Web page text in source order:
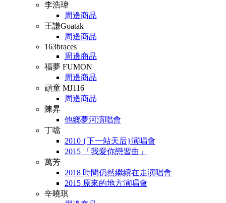
李浩瑋
周邊商品
王謙Goatak
周邊商品
163braces
周邊商品
福夢 FUMON
周邊商品
頑童 MJ116
周邊商品
陳昇
他鄉夢河演唱會
丁噹
2010 {下一站天后}演唱會
2015 「我愛你戀習曲」
萬芳
2018 時間仍然繼續在走演唱會
2015 原來的地方演唱會
辛曉琪